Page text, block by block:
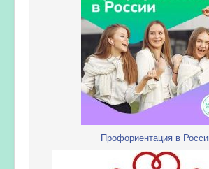
Профориентация в